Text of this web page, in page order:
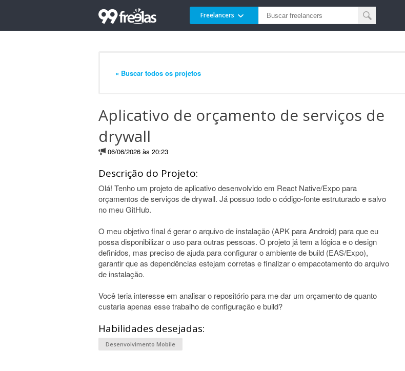
Freelancers
« Buscar todos os projetos
Aplicativo de orçamento de serviços de
drywall
06/06/2026 às 20:23
Descrição do Projeto:
Olá! Tenho um projeto de aplicativo desenvolvido em React Native/Expo para
orçamentos de serviços de drywall. Já possuo todo o código-fonte estruturado e salvo
no meu GitHub.
O meu objetivo final é gerar o arquivo de instalação (APK para Android) para que eu
possa disponibilizar o uso para outras pessoas. O projeto já tem a lógica e o design
definidos, mas preciso de ajuda para configurar o ambiente de build (EAS/Expo),
garantir que as dependências estejam corretas e finalizar o empacotamento do arquivo
de instalação.
Você teria interesse em analisar o repositório para me dar um orçamento de quanto
custaria apenas esse trabalho de configuração e build?
Habilidades desejadas:
Desenvolvimento Mobile